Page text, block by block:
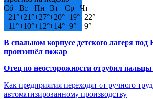
Сб
Вс Пн Вт Ср
Чт
+21°+21°+27°+20°+19°+22°
+11°+10°+12°+14°+9° +9°
В спальном корпусе детского лагеря
произошёл пожар
Отец по неосторожности отрубил пальцы
Как предприятия переходят от ручного
автоматизированному производству